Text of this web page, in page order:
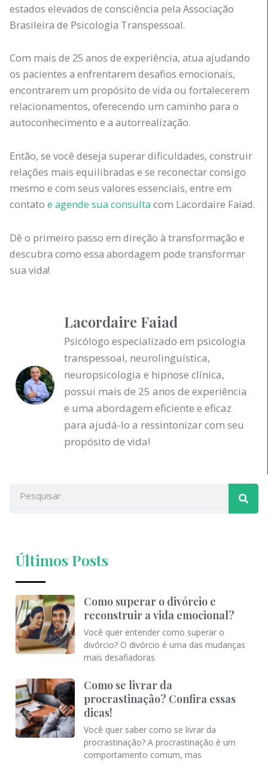
estados elevados de consciência pela Associação
Brasileira de Psicologia Transpessoal.
Com mais de 25 anos de experiência, atua ajudando
os pacientes a enfrentarem desafios emocionais,
encontrarem um propósito de vida ou fortalecerem
relacionamentos, oferecendo um caminho para o
autoconhecimento e a autorrealização.
Então, se você deseja superar dificuldades, construir
relações mais equilibradas e se reconectar consigo
mesmo e com seus valores essenciais, entre em
contatoe agende sua consulta com Lacordaire Faiad.
Dê o primeiro passo em direção à transformação e
descubra como essa abordagem pode transformar
sua vida!
Lacordaire Faiad
Psicólogo especializado em psicologia
transpessoal, neurolinguística,
neuropsicologia e hipnose clínica,
possui mais de 25 anos de experiência
e uma abordagem eficiente e eficaz
para ajudá-lo a ressintonizar com seu
propósito de vida!
Últimos Posts
Como superar o divórcio e
reconstruir a vida emocional?
Você quer entender como superar o
divórcio? O divórcio é uma das mudanças
mais desafiadoras
Como se livrar da
procrastinação? Confira essas
dicas!
Você quer saber como se livrar da
procrastinação? A procrastinação é um
comportamento comum, mas